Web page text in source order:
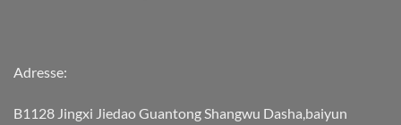
Adresse:
B1128 Jingxi Jiedao Guantong Shangwu Dasha,baiyun